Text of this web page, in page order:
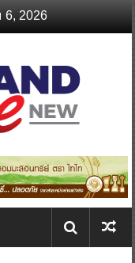
2026